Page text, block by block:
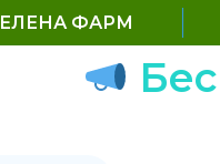
ЕЛЕНА ФАРМ